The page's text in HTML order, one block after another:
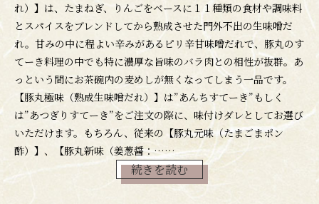
れ）】は、たまねぎ、りんごをベースに１１種類の食材や調味料
とスパイスをブレンドしてから熟成させた門外不出の生味噌だ
れ。甘みの中に程よい辛みがあるピリ辛甘味噌だれで、豚丸のす
てーき料理の中でも特に濃厚な旨味のバラ肉との相性が抜群。あ
っという間にお茶碗内の麦めしが無くなってしまう一品です。
【豚丸極味（熟成生味噌だれ）】は”あんちすてーき”もしく
は”あつぎりすてーき”をご注文の際に、味付けダレとしてお選び
いただけます。もちろん、従来の【豚丸元味（たまごまポン
酢）】、【豚丸新味（姜葱醤：……
続きを読む